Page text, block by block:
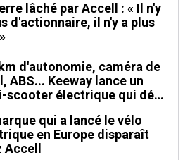
lâché par Accell : « Il n'y
d'actionnaire, il n'y a plus
d'autonomie, caméra de
ABS... Keeway lance un
scooter électrique qui défie
qui a lancé le vélo
en Europe disparaît